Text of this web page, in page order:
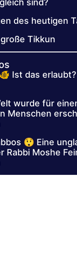
sind?
des heutigen
Tikkun
Ist das
wurde für
Menschen
😲 Eine
Rabbi Moshe